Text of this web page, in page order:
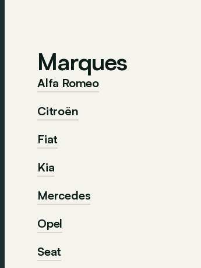
Marques
Alfa Romeo
Citroën
Fiat
Kia
Mercedes
Opel
Seat